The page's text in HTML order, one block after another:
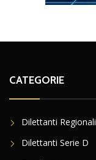
CATEGORIE
Dilettanti Regionali
Dilettanti Serie D